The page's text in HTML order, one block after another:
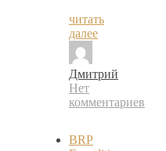
читать
далее
Дмитрий
Нет
комментариев
BRP